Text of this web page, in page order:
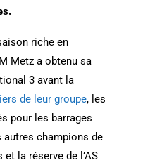
riche en
Metz a obtenu sa
3 avant la
de leur groupe, les
pour les barrages
autres champions de
la réserve de l’AS